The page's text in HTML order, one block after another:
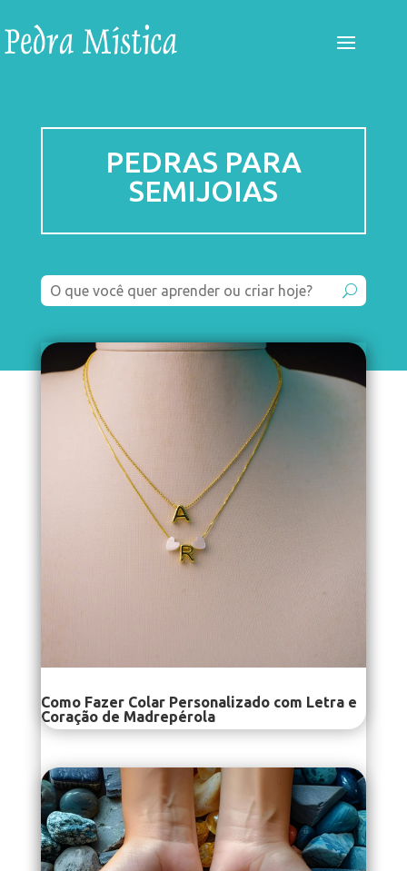
PEDRAS PARA
SEMIJOIAS
Como Fazer Colar Personalizado com Letra e
Coração de Madrepérola